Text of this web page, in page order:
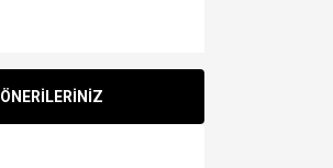
ÖNERİLERİNİZ